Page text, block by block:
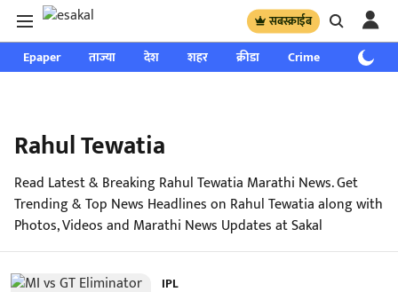
सबस्क्राईब
Epaper ताज्या देश शहर क्रीडा Crime साप्ताहिक
Rahul Tewatia
Read Latest & Breaking Rahul Tewatia Marathi News. Get
Trending & Top News Headlines on Rahul Tewatia along with
Photos, Videos and Marathi News Updates at Sakal
IPL